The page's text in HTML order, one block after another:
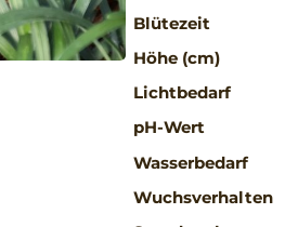
Blütezeit
Höhe (cm)
Lichtbedarf
pH-Wert
Wasserbedarf
Wuchsverhalten